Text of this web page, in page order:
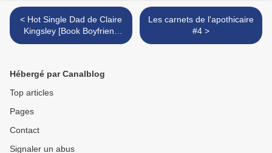
< Hot Single Dad de Claire
Kingsley [Book Boyfriend
#3]
Les carnets de l'apothicaire
#4 >
Hébergé par Canalblog
Top articles
Pages
Contact
Signaler un abus